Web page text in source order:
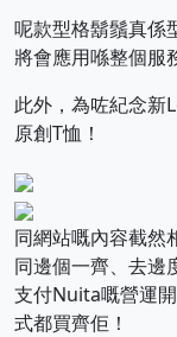
呢款型格鬍鬚真係
將會應用喺整個服
此外，為咗紀念新
原創T恤！
同網站嘅內容截然
同邊個一齊、去邊
支付Nuita嘅營運
式都買齊佢！